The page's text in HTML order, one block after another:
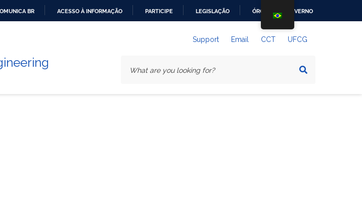
CONTENT
BR ACESSO À INFORMAÇÃO PARTICIPE LEGISLAÇÃO ÓRGÃOS DO GOVERNO
Support Email CCT UFCG